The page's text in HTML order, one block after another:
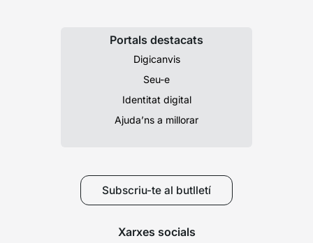
Portals destacats
Digicanvis
Seu-e
Identitat digital
Ajuda’ns a millorar
Subscriu-te al butlletí
Xarxes socials